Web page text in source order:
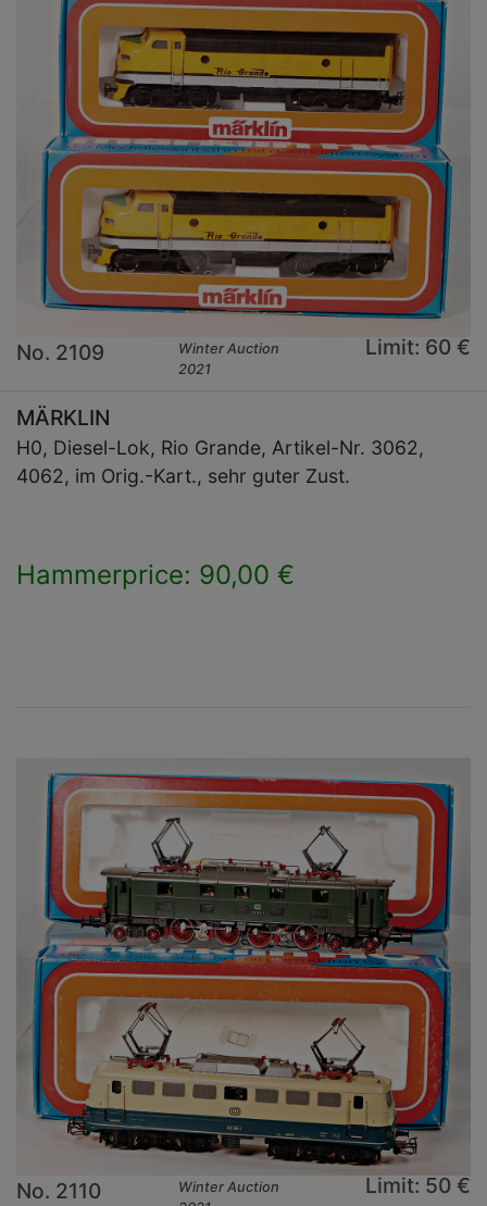
No. 2109
Winter Auction
2021
Limit: 60 €
MÄRKLIN
H0, Diesel-Lok, Rio Grande, Artikel-Nr. 3062,
4062, im Orig.-Kart., sehr guter Zust.
Hammerprice: 90,00 €
No. 2110
Winter Auction
Limit: 50 €